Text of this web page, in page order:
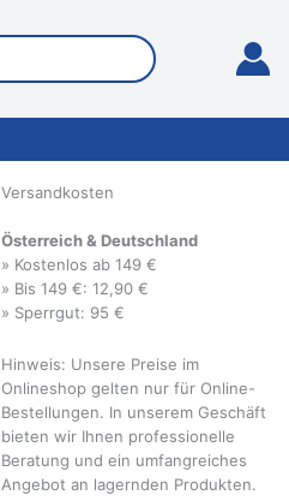
Versandkosten
Österreich & Deutschland
» Kostenlos ab 149 €
» Bis 149 €: 12,90 €
» Sperrgut: 95 €
Hinweis: Unsere Preise im
Onlineshop gelten nur für Online-
Bestellungen. In unserem Geschäft
bieten wir Ihnen professionelle
Beratung und ein umfangreiches
Angebot an lagernden Produkten.